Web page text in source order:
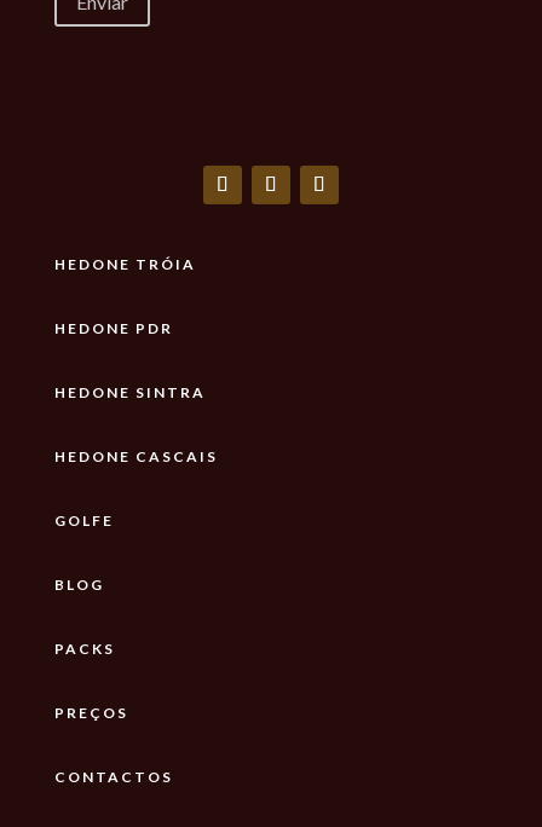
HEDONE TRÓIA
HEDONE PDR
HEDONE SINTRA
HEDONE CASCAIS
GOLFE
BLOG
PACKS
PREÇOS
CONTACTOS